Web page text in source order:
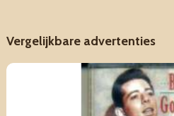
Vergelijkbare advertenties